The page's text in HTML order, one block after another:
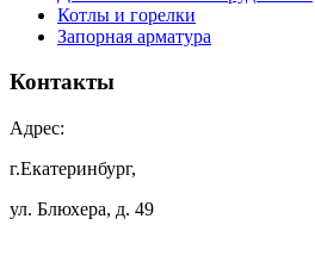
Котлы и горелки
Запорная арматура
Контакты
Адрес:
г.Екатеринбург,
ул. Блюхера, д. 49